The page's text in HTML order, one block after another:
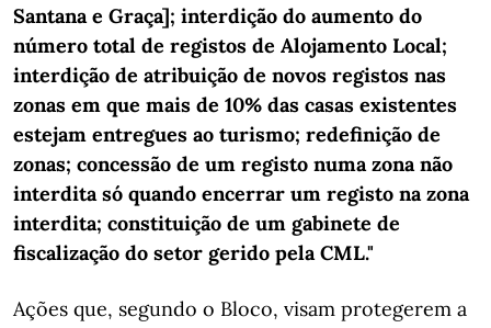
Santana e Graça]; interdição do aumento do
número total de registos de Alojamento Local;
interdição de atribuição de novos registos nas
zonas em que mais de 10% das casas existentes
estejam entregues ao turismo; redefinição de
zonas; concessão de um registo numa zona não
interdita só quando encerrar um registo na zona
interdita; constituição de um gabinete de
fiscalização do setor gerido pela CML."
Ações que, segundo o Bloco, visam protegerem a